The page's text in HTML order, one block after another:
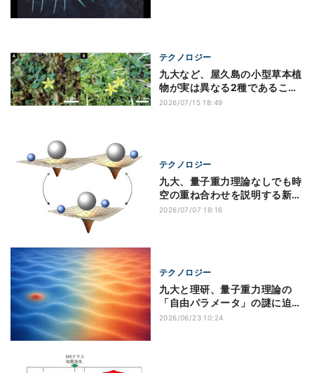
テクノロジー
九大など、屋久島の小型草本植
物が実は異なる2種であること
を発見
2026/07/15 18:49
テクノロジー
九大、量子重力理論なしでも時
空の重ね合わせを説明する新た
な枠組みを構築
2026/07/07 19:16
テクノロジー
九大と理研、量子重力理論の
「自由パラメータ」の謎に迫る
新手法を開発
2026/06/23 10:24